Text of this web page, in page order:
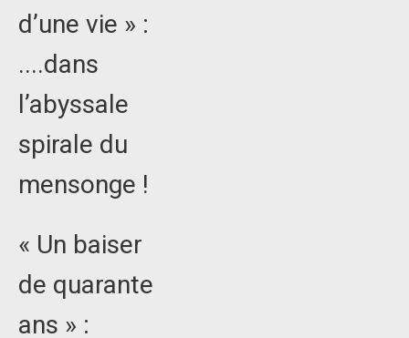
d’une vie » :
....dans
l’abyssale
spirale du
mensonge !
« Un baiser
de quarante
ans » :